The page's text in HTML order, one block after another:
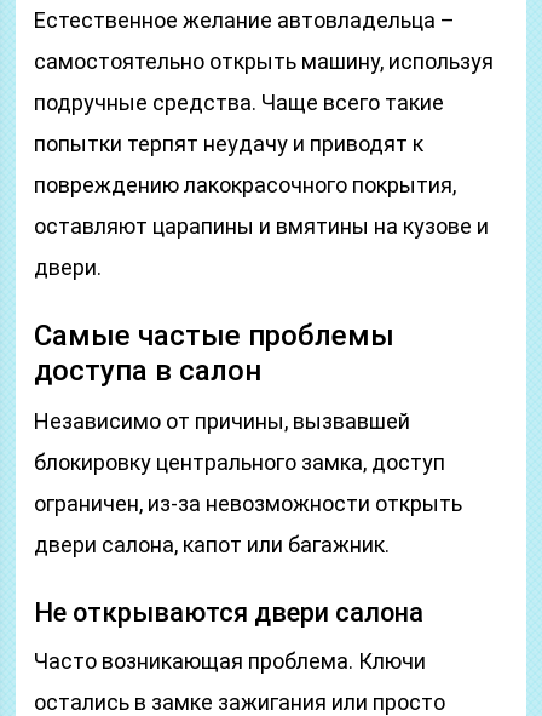
Естественное желание автовладельца –
самостоятельно открыть машину, используя
подручные средства. Чаще всего такие
попытки терпят неудачу и приводят к
повреждению лакокрасочного покрытия,
оставляют царапины и вмятины на кузове и
двери.
Самые частые проблемы
доступа в салон
Независимо от причины, вызвавшей
блокировку центрального замка, доступ
ограничен, из-за невозможности открыть
двери салона, капот или багажник.
Не открываются двери салона
Часто возникающая проблема. Ключи
остались в замке зажигания или просто